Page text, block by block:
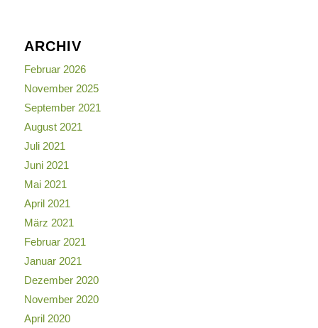
ARCHIV
Februar 2026
November 2025
September 2021
August 2021
Juli 2021
Juni 2021
Mai 2021
April 2021
März 2021
Februar 2021
Januar 2021
Dezember 2020
November 2020
April 2020